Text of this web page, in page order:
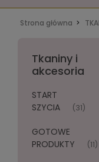
Strona główna
Tkaniny i
akcesoria
START
SZYCIA
(31)
GOTOWE
PRODUKTY
(11)